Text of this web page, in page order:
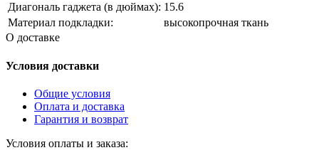
Диагональ гаджета (в дюймах): 15.6
Материал подкладки:
высокопрочная ткань
О доставке
Условия доставки
Общие условия
Оплата и доставка
Гарантия и возврат
Условия оплаты и заказа: